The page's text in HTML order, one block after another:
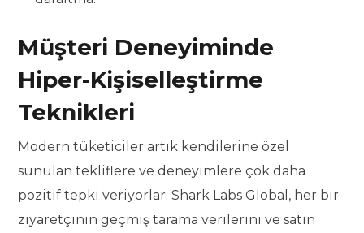
Müşteri Deneyiminde
Hiper-Kişiselleştirme
Teknikleri
Modern tüketiciler artık kendilerine özel
sunulan tekliflere ve deneyimlere çok daha
pozitif tepki veriyorlar. Shark Labs Global, her bir
ziyaretçinin geçmiş tarama verilerini ve satın